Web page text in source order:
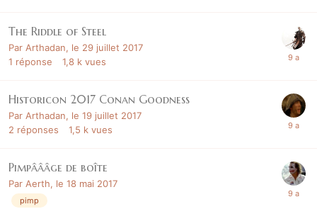
The Riddle of Steel
Par Arthadan, le 29 juillet 2017
1 réponse 1,8 k vues
Historicon 2017 Conan Goodness
Par Arthadan, le 19 juillet 2017
2 réponses 1,5 k vues
Pimpâââge de boîte
Par Aerth, le 18 mai 2017
pimp